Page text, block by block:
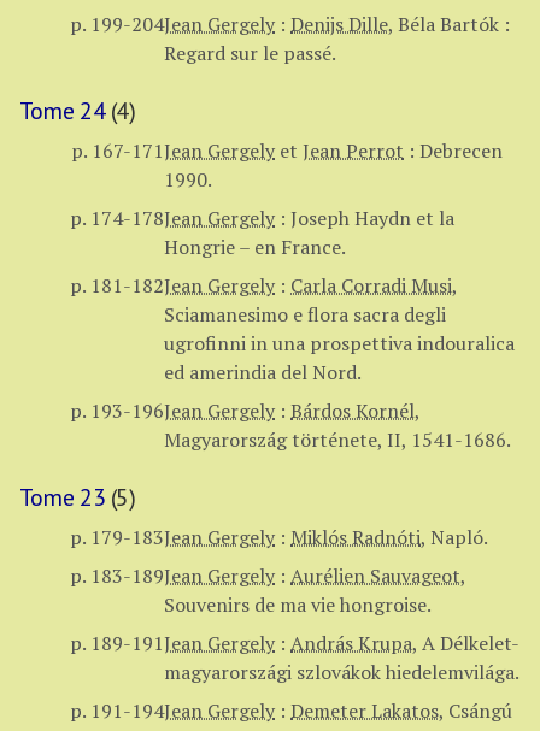
p. 199-204Jean Gergely : Denijs Dille, Béla Bartók :
Regard sur le passé.
Tome 24(4)
p. 167-171Jean Gergely et Jean Perrot : Debrecen
1990.
p. 174-178Jean Gergely : Joseph Haydn et la
Hongrie – en France.
p. 181-182Jean Gergely : Carla Corradi Musi,
Sciamanesimo e flora sacra degli
ugrofinni in una prospettiva indouralica
ed amerindia del Nord.
p. 193-196Jean Gergely : Bárdos Kornél,
Magyarország története, II, 1541-1686.
Tome 23 (5)
p. 179-183Jean Gergely : Miklós Radnóti, Napló.
p. 183-189Jean Gergely : Aurélien Sauvageot,
Souvenirs de ma vie hongroise.
p. 189-191Jean Gergely : András Krupa, A Délkelet-
magyarországi szlovákok hiedelemvilága.
p. 191-194Jean Gergely : Demeter Lakatos, Csángú